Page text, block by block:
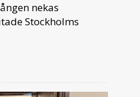
nekas
Stockholms